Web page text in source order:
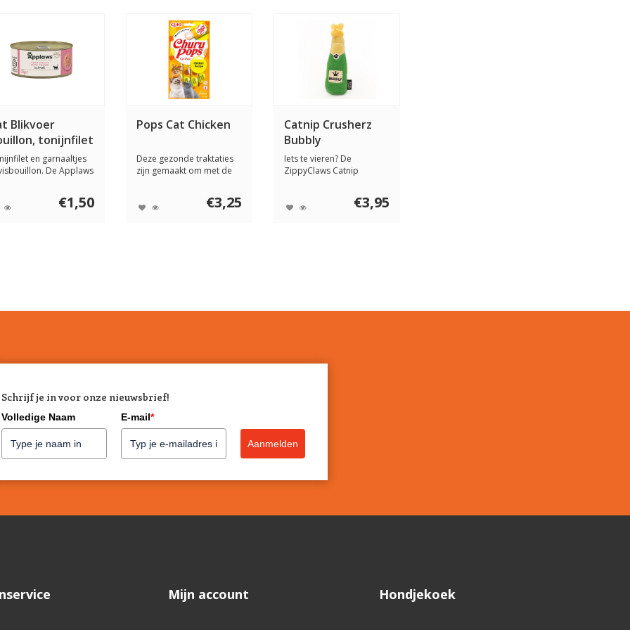
Blikvoer
tonijnfilet
en garnaaltjes
De Applaws
€1,50
Pops Cat Chicken
Deze gezonde traktaties
zijn gemaakt om met de
€3,25
Catnip Crusherz
Bubbly
Iets te vieren? De
ZippyClaws Catnip
€3,95
Schrijf je in voor onze nieuwsbrief!
Volledige Naam E-mail*
Aanmelden
Mijn account Hondjekoek